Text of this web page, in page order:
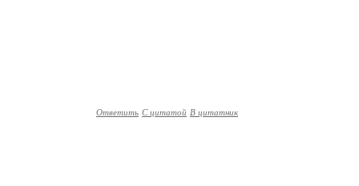
Ответить С цитатой В цитатник